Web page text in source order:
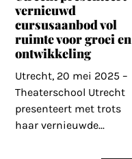
vernieuwd
cursusaanbod vol
ruimte voor groei en
ontwikkeling
Utrecht, 20 mei 2025 –
Theaterschool Utrecht
presenteert met trots
haar vernieuwde...